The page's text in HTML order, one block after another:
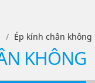
Ép kính chân không
KHÔNG